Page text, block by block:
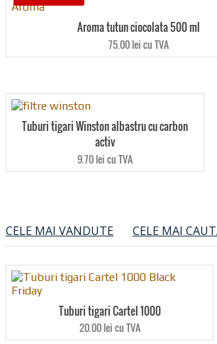
Aroma tutun ciocolata 500 ml
75.00 lei cu TVA
Tuburi tigari Winston albastru cu carbon
activ
9.70 lei cu TVA
CELE MAI VANDUTE CELE MAI
Tuburi tigari Cartel 1000
20.00 lei cu TVA